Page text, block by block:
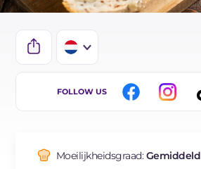
IT
ES
FOLLOW US
Moeilijkheidsgraad:Gemiddeld